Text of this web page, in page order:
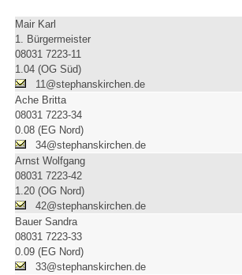
Mair Karl
1. Bürgermeister
08031 7223-11
1.04 (OG Süd)
11@stephanskirchen.de
Ache Britta
08031 7223-34
0.08 (EG Nord)
34@stephanskirchen.de
Arnst Wolfgang
08031 7223-42
1.20 (OG Nord)
42@stephanskirchen.de
Bauer Sandra
08031 7223-33
0.09 (EG Nord)
33@stephanskirchen.de